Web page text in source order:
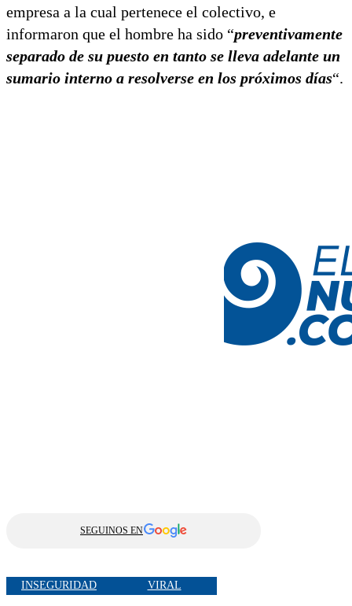
empresa a la cual pertenece el colectivo, e
informaron que el hombre ha sido “preventivamente
separado de su puesto en tanto se lleva adelante un
sumario interno a resolverse en los próximos días“.
SEGUINOS EN
INSEGURIDAD VIRAL